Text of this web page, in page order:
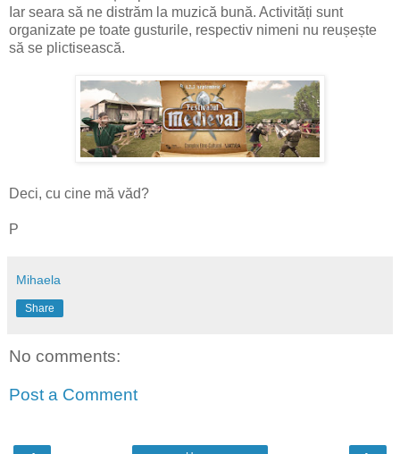
Iar seara să ne distrăm la muzică bună. Activități sunt
organizate pe toate gusturile, respectiv nimeni nu reușește
să se plictisească.
Deci, cu cine mă văd?
P
Mihaela
Share
No comments:
Post a Comment